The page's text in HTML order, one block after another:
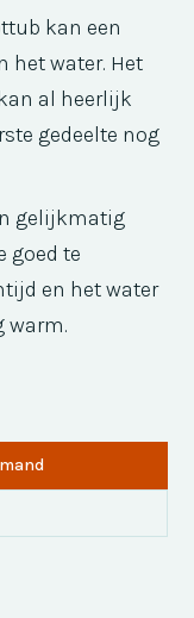
kan een
het water. Het
al heerlijk
gedeelte nog
gelijkmatig
goed te
en het water
warm.